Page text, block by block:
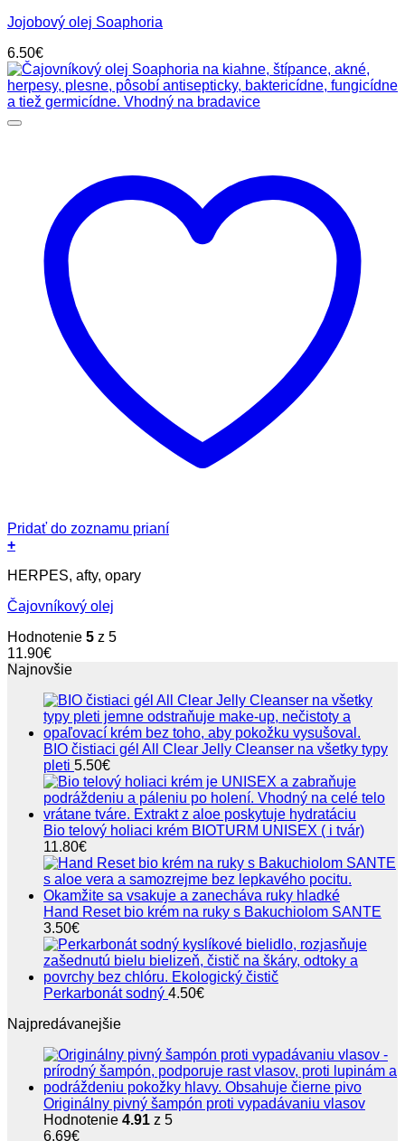
Jojobový olej Soaphoria
6.50€
Pridať do zoznamu prianí
+
HERPES, afty, opary
Čajovníkový olej
Hodnotenie 5 z 5
11.90€
Najnovšie
BIO čistiaci gél All Clear Jelly Cleanser na všetky typy
pleti 5.50€
Bio telový holiaci krém BIOTURM UNISEX ( i tvár)
11.80€
Hand Reset bio krém na ruky s Bakuchiolom SANTE
3.50€
Perkarbonát sodný 4.50€
Najpredávanejšie
Originálny pivný šampón proti vypadávaniu vlasov
Hodnotenie 4.91 z 5
6.69€